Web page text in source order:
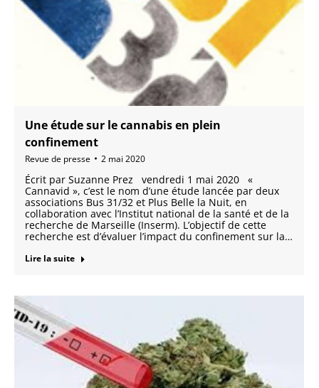
Une étude sur le cannabis en plein
confinement
Revue de presse 2 mai 2020
Écrit par Suzanne Prez vendredi 1 mai 2020 «
Cannavid », c’est le nom d’une étude lancée par deux
associations Bus 31/32 et Plus Belle la Nuit, en
collaboration avec l’Institut national de la santé et de la
recherche de Marseille (Inserm). L’objectif de cette
recherche est d’évaluer l’impact du confinement sur la…
Lire la suite